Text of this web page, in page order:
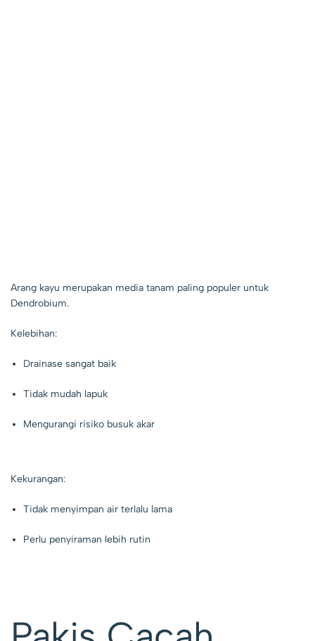
Arang kayu merupakan media tanam paling populer untuk
Dendrobium.
Kelebihan:
Drainase sangat baik
Tidak mudah lapuk
Mengurangi risiko busuk akar
Kekurangan:
Tidak menyimpan air terlalu lama
Perlu penyiraman lebih rutin